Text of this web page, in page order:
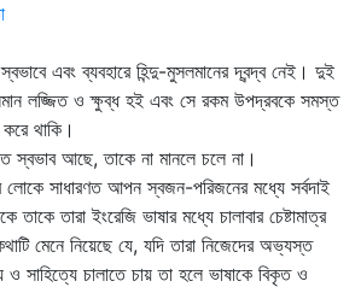
এবং ব্যবহারে হিন্দু-মুসলমানের দ্বন্দ্ব নেই। দুই
লজ্জিত ও ক্ষুব্ধ হই এবং সে রকম উপদ্রবকে সমস্ত
থাকি।
স্বভাব আছে, তাকে না মানলে চলে না।
সাধারণত আপন স্বজন-পরিজনের মধ্যে সর্বদাই
তাকে তারা ইংরেজি ভাষার মধ্যে চালাবার চেষ্টামাত্র
মেনে নিয়েছে যে, যদি তারা নিজেদের অভ্যস্ত
ও সাহিত্যে চালাতে চায় তা হলে ভাষাকে বিকৃত ও